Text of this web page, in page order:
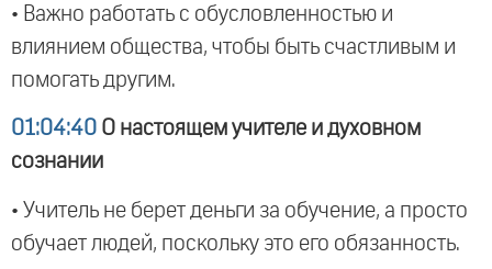
• Важно работать с обусловленностью и
влиянием общества, чтобы быть счастливым и
помогать другим.
01:04:40 О настоящем учителе и духовном
сознании
• Учитель не берет деньги за обучение, а просто
обучает людей, поскольку это его обязанность.